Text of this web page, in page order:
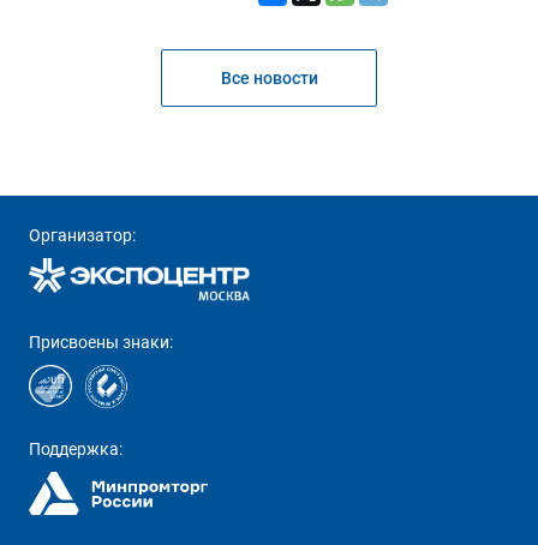
Все новости
Организатор:
Присвоены знаки:
Поддержка: